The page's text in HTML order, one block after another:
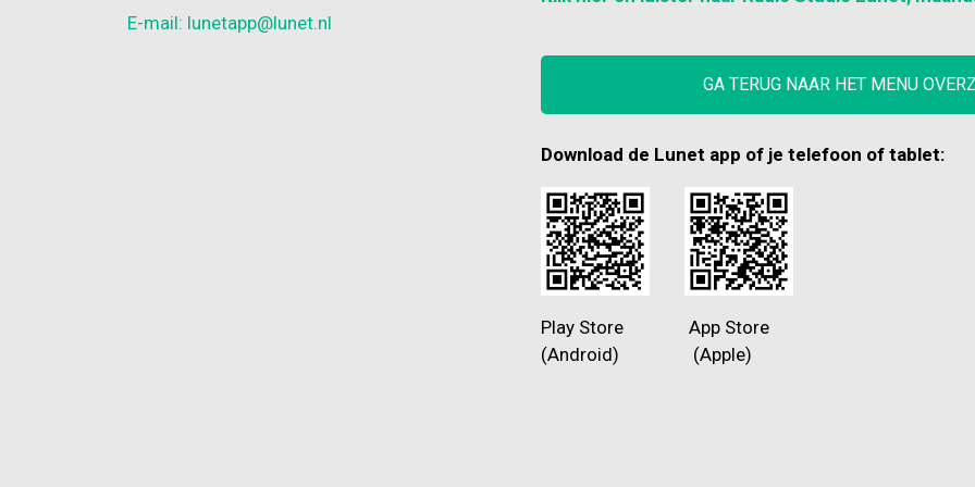
E-mail: lunetapp@lunet.nl
GA TERUG NAAR HET MENU
Download de Lunet app of je telefoon of tablet:
Play Store App Store
(Android) (Apple)